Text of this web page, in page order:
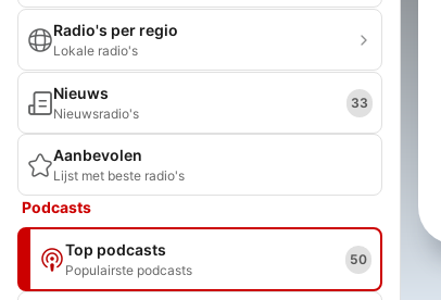
Radio's per regio
Lokale radio's
Nieuws
Nieuwsradio's
33
Aanbevolen
Lijst met beste radio's
Podcasts
Top podcasts
Populairste podcasts
50